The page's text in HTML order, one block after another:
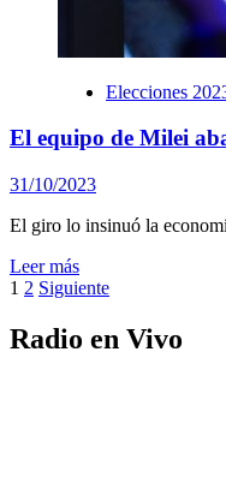
Elecciones
El equipo de Milei
31/10/2023
El giro lo insinuó la
Leer más
Paginación
de
entradas
1 2 Siguiente
Radio en Vivo